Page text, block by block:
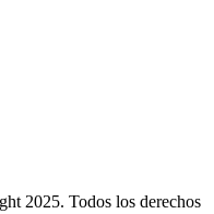
2025. Todos los derechos